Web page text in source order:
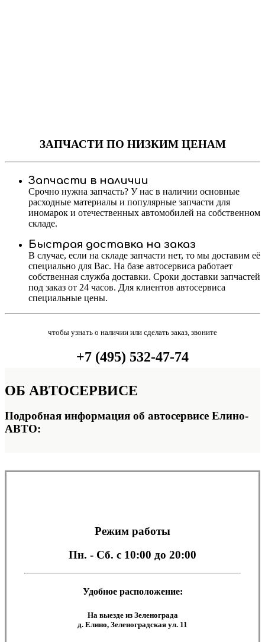
ЗАПЧАСТИПО НИЗКИМ ЦЕНАМ
Запчасти в наличии
Срочно нужна запчасть? У нас в наличии основные
расходные материалы и популярные запчасти для
иномарок и отечественных автомобилей на собственном
складе.
Быстрая доставка на заказ
В случае, если на складе запчасти нет, то мы доставим её
специально для Вас. На базе автосервиса работает
собственная служба доставки. Сроки доставки запчастей
под заказ от 24 часов. Для клиентов автосервиса
специальные цены.
чтобы узнать о наличии или сделать заказ, звоните
+7 (495) 532-47-74
ОБ АВТОСЕРВИСЕ
Подробная информация об автосервисе Елино-
АВТО:
Режим работы
Пн. - Сб. с 10:00 до 20:00
Удобное расположение:
На выезде из Зеленограда
д. Елино, Зеленоградская ул. 11